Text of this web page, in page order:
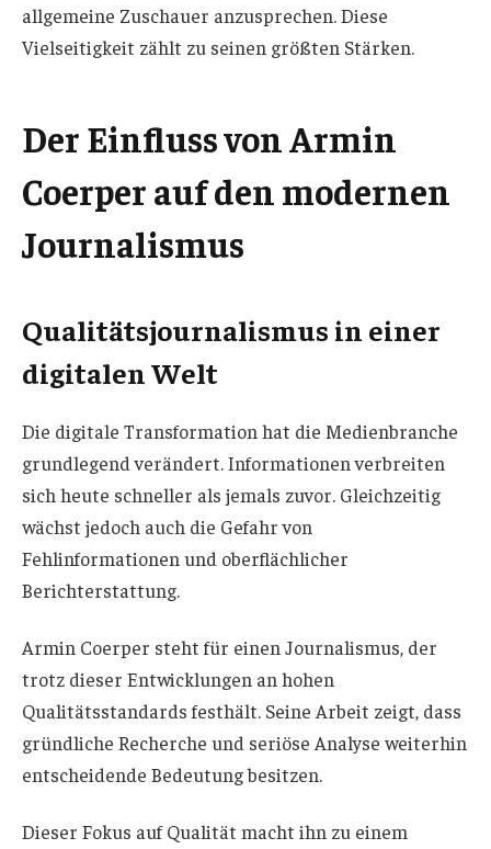
allgemeine Zuschauer anzusprechen. Diese
Vielseitigkeit zählt zu seinen größten Stärken.
Der Einfluss von Armin
Coerper auf den modernen
Journalismus
Qualitätsjournalismus in einer
digitalen Welt
Die digitale Transformation hat die Medienbranche
grundlegend verändert. Informationen verbreiten
sich heute schneller als jemals zuvor. Gleichzeitig
wächst jedoch auch die Gefahr von
Fehlinformationen und oberflächlicher
Berichterstattung.
Armin Coerper steht für einen Journalismus, der
trotz dieser Entwicklungen an hohen
Qualitätsstandards festhält. Seine Arbeit zeigt, dass
gründliche Recherche und seriöse Analyse weiterhin
entscheidende Bedeutung besitzen.
Dieser Fokus auf Qualität macht ihn zu einem